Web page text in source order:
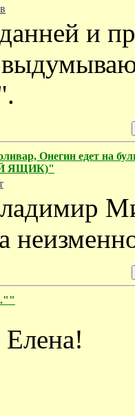
и
Онегин едет на
ЯЩИК)"